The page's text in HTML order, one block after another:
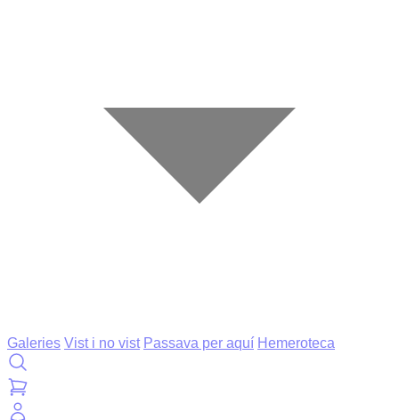
Galeries Vist i no vist Passava per aquí Hemeroteca